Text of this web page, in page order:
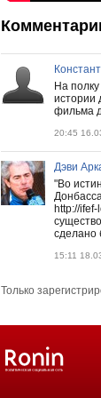
На
истории
фильма
20:45
Дэви
"Во
http://
сделано
15:11
Только